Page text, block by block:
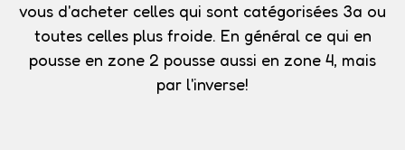
vous d'acheter celles qui sont catégorisées 3a ou
toutes celles plus froide. En général ce qui en
pousse en zone 2 pousse aussi en zone 4, mais
par l'inverse!